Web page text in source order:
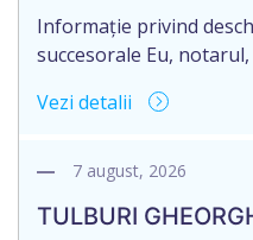
Informație privind
succesorale Eu,
notific Moștenitorii/
notariale în urma
2007040006216.
Vezi detalii
7 august, 2026
TULBURI